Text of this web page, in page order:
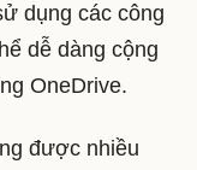
dụng các công
dễ dàng cộng
OneDrive.
được nhiều